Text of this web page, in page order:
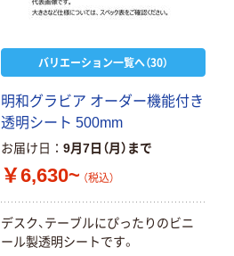
バリエーション一覧へ（30）
明和グラビア オーダー機能付き
透明シート 500mm
お届け日 9月7日（月）まで
￥6,630~ （税込）
デスク、テーブルにぴったりのビニ
ール製透明シートです。